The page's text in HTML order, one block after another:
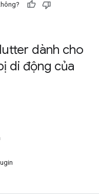
dành cho
di động của